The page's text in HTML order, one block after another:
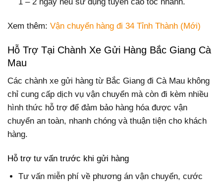
Xem thêm: Vận chuyển hàng đi 34 Tỉnh Thành (Mới)
Hỗ Trợ Tại Chành Xe Gửi Hàng Bắc Giang Cà
Mau
Các chành xe gửi hàng từ Bắc Giang đi Cà Mau không
chỉ cung cấp dịch vụ vận chuyển mà còn đi kèm nhiều
hình thức hỗ trợ để đảm bảo hàng hóa được vận
chuyển an toàn, nhanh chóng và thuận tiện cho khách
hàng.
Hỗ trợ tư vấn trước khi gửi hàng
Tư vấn miễn phí về phương án vận chuyển, cước